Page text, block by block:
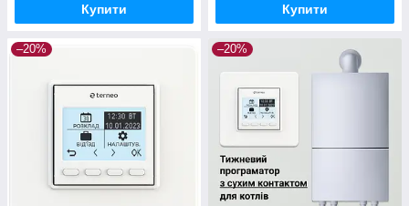
Купити Купити
–20% –20%